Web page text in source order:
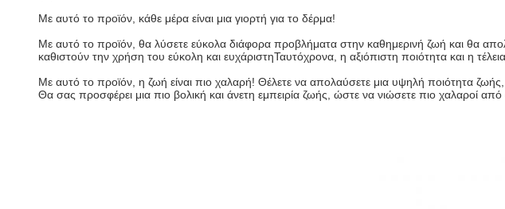
Με αυτό το προϊόν, κάθε μέρα είναι μια γιορτή για το δέρμα!
Με αυτό το προϊόν, θα λύσετε εύκολα διάφορα προβλήματα στην καθημερινή ζωή και θα
καθιστούν την χρήση του εύκολη και ευχάριστηΤαυτόχρονα, η αξιόπιστη ποιότητα και η
Με αυτό το προϊόν, η ζωή είναι πιο χαλαρή! Θέλετε να απολαύσετε μια υψηλή ποιότητα
Θα σας προσφέρει μια πιο βολική και άνετη εμπειρία ζωής, ώστε να νιώσετε πιο χαλαροί από